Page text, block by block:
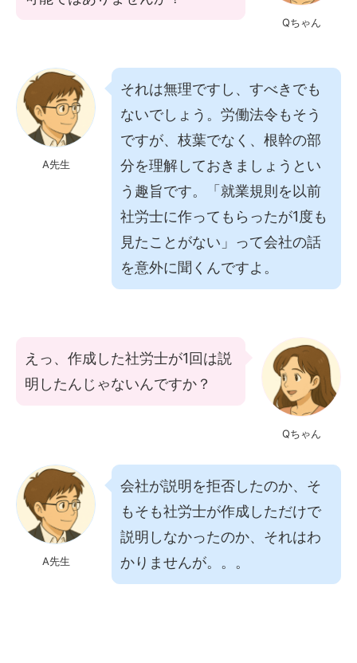
Qちゃん
A先生
それは無理ですし、すべきでも
ないでしょう。労働法令もそう
ですが、枝葉でなく、根幹の部
分を理解しておきましょうとい
う趣旨です。「就業規則を以前
社労士に作ってもらったが1度も
見たことがない」って会社の話
を意外に聞くんですよ。
Qちゃん
えっ、作成した社労士が1回は説
明したんじゃないんですか？
A先生
会社が説明を拒否したのか、そ
もそも社労士が作成しただけで
説明しなかったのか、それはわ
かりませんが。。。